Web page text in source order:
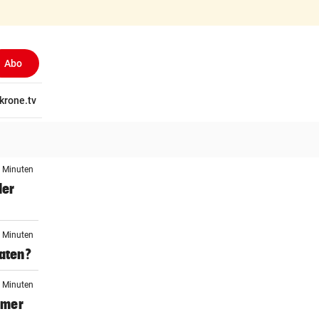
Abo
krone.tv
Minuten
Minuten
Minuten